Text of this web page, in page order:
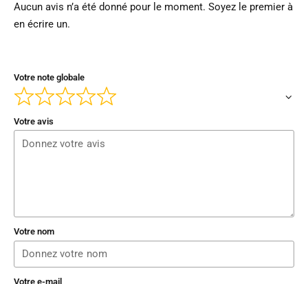
Aucun avis n’a été donné pour le moment. Soyez le premier à
en écrire un.
Votre note globale
Votre avis
Votre nom
Votre e-mail